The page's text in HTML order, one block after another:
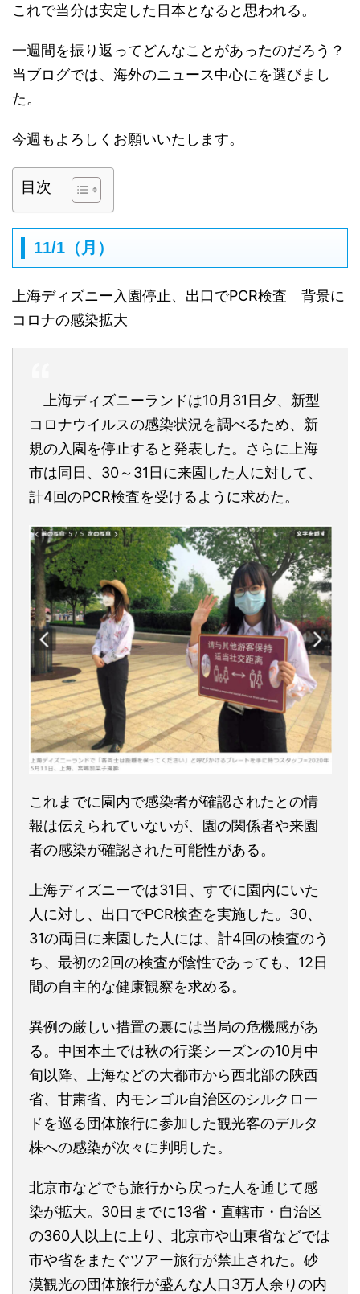
これで当分は安定した日本となると思われる。
一週間を振り返ってどんなことがあったのだろう？
当ブログでは、海外のニュース中心にを選びまし
た。
今週もよろしくお願いいたします。
目次
11/1（月）
上海ディズニー入園停止、出口でPCR検査 背景に
コロナの感染拡大
上海ディズニーランドは10月31日夕、新型
コロナウイルスの感染状況を調べるため、新
規の入園を停止すると発表した。さらに上海
市は同日、30～31日に来園した人に対して、
計4回のPCR検査を受けるように求めた。
これまでに園内で感染者が確認されたとの情
報は伝えられていないが、園の関係者や来園
者の感染が確認された可能性がある。
上海ディズニーでは31日、すでに園内にいた
人に対し、出口でPCR検査を実施した。30、
31の両日に来園した人には、計4回の検査のう
ち、最初の2回の検査が陰性であっても、12日
間の自主的な健康観察を求める。
異例の厳しい措置の裏には当局の危機感があ
る。中国本土では秋の行楽シーズンの10月中
旬以降、上海などの大都市から西北部の陝西
省、甘粛省、内モンゴル自治区のシルクロー
ドを巡る団体旅行に参加した観光客のデルタ
株への感染が次々に判明した。
北京市などでも旅行から戻った人を通じて感
染が拡大。30日までに13省・直轄市・自治区
の360人以上に上り、北京市や山東省などでは
市や省をまたぐツアー旅行が禁止された。砂
漠観光の団体旅行が盛んな人口3万人余りの内